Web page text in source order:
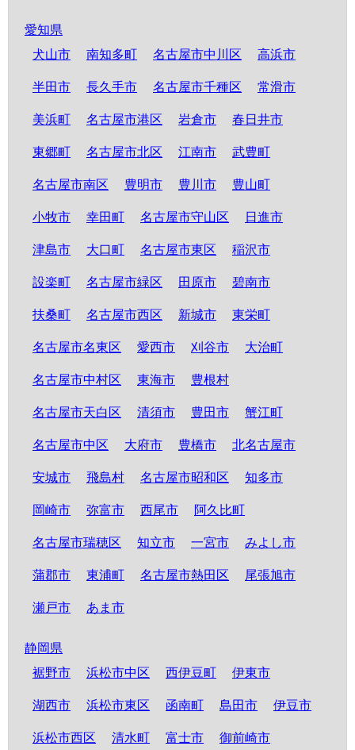
愛知県
犬山市
南知多町 名古屋市中川区 高浜市
半田市 長久手市 名古屋市千種区 常滑市
美浜町 名古屋市港区 岩倉市 春日井市
東郷町 名古屋市北区 江南市 武豊町
名古屋市南区 豊明市 豊川市 豊山町
小牧市 幸田町 名古屋市守山区 日進市
津島市 大口町 名古屋市東区 稲沢市
設楽町 名古屋市緑区 田原市 碧南市
扶桑町 名古屋市西区 新城市 東栄町
名古屋市名東区 愛西市 刈谷市 大治町
名古屋市中村区 東海市 豊根村
名古屋市天白区 清須市 豊田市 蟹江町
名古屋市中区 大府市 豊橋市 北名古屋市
安城市 飛島村 名古屋市昭和区 知多市
岡崎市 弥富市 西尾市 阿久比町
名古屋市瑞穂区 知立市 一宮市 みよし市
蒲郡市 東浦町 名古屋市熱田区 尾張旭市
瀬戸市 あま市
静岡県
裾野市
浜松市中区 西伊豆町 伊東市
湖西市 浜松市東区 函南町 島田市 伊豆市
浜松市西区 清水町 富士市 御前崎市